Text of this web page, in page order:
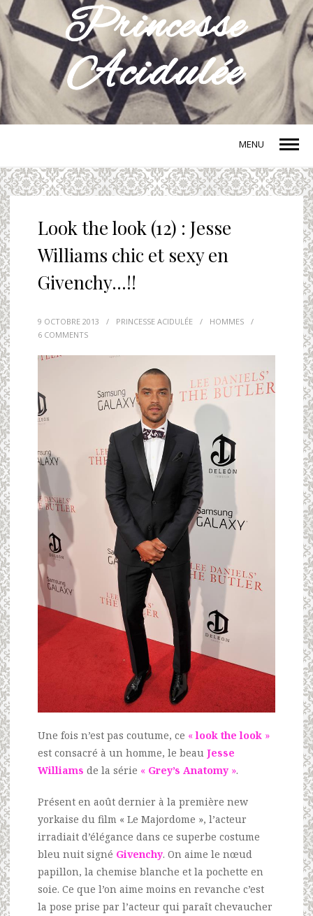
MENU
Look the look (12) : Jesse
Williams chic et sexy en
Givenchy…!!
9 OCTOBRE 2013 / PRINCESSE ACIDULÉE / HOMMES
/
6 COMMENTS
Une fois n’est pas coutume, ce «look the look »
est consacré à un homme, le beau Jesse
Williams de la série « Grey’s Anatomy ».
Présent en août dernier à la première new
yorkaise du film « Le Majordome », l’acteur
irradiait d’élégance dans ce superbe costume
bleu nuit signé Givenchy. On aime le nœud
papillon, la chemise blanche et la pochette en
soie. Ce que l’on aime moins en revanche c’est
la pose prise par l’acteur qui paraît chevaucher